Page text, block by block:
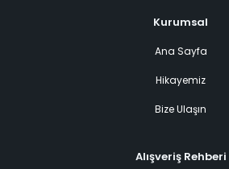
Kurumsal
Ana Sayfa
Hikayemiz
Bize Ulaşın
Alışveriş Rehberi